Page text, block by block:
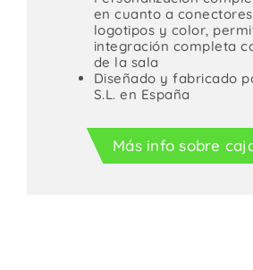
en cuanto a
logotipos y color,
integración completa
de la sala
Diseñado y fabricado
S.L. en España
Más info sobre